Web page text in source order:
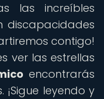
las increíbles
discapacidades
contigo!
ver las estrellas
encontrarás
¡Sigue leyendo y